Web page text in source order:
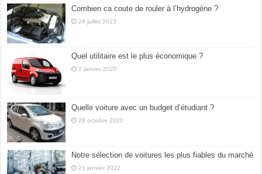
Combien ca coute de rouler à l’hydrogène ?
24 juillet 2023
Quel utilitaire est le plus économique ?
2 janvier 2020
Quelle voiture avec un budget d’étudiant ?
28 octobre 2020
Notre sélection de voitures les plus fiables du marché
21 janvier 2022